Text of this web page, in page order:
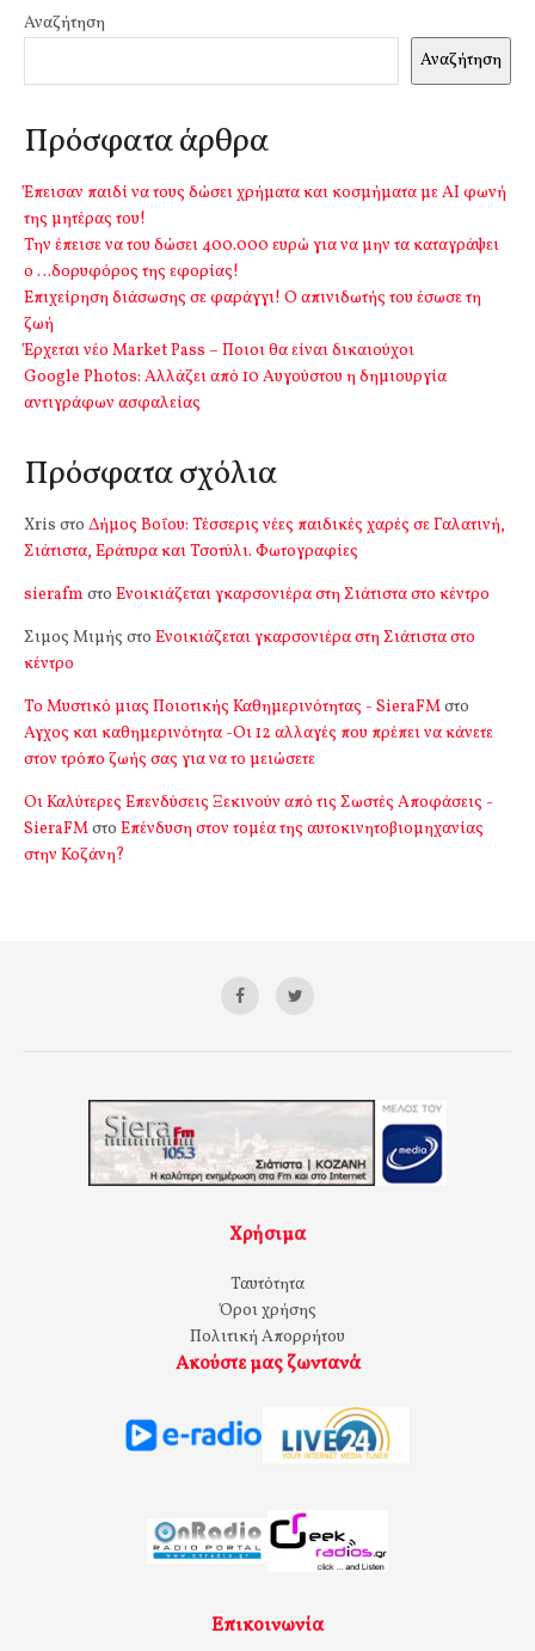
Αναζήτηση
Αναζήτηση
Πρόσφατα άρθρα
Έπεισαν παιδί να τους δώσει χρήματα και κοσμήματα με ΑΙ φωνή
της μητέρας του!
Την έπεισε να του δώσει 400.000 ευρώ για να μην τα καταγράψει
ο …δορυφόρος της εφορίας!
Επιχείρηση διάσωσης σε φαράγγι! Ο απινιδωτής του έσωσε τη
ζωή
Έρχεται νέο Market Pass – Ποιοι θα είναι δικαιούχοι
Google Photos: Αλλάζει από 10 Αυγούστου η δημιουργία
αντιγράφων ασφαλείας
Πρόσφατα σχόλια
Xris στο Δήμος Βοΐου: Τέσσερις νέες παιδικές χαρές σε Γαλατινή,
Σιάτιστα, Εράτυρα και Τσοτύλι. Φωτογραφίες
sierafm στο Ενοικιάζεται γκαρσονιέρα στη Σιάτιστα στο κέντρο
Σιμος Μιμής στο Ενοικιάζεται γκαρσονιέρα στη Σιάτιστα στο
κέντρο
Το Μυστικό μιας Ποιοτικής Καθημερινότητας - SieraFMστο
Αγχος και καθημερινότητα -Οι 12 αλλαγές που πρέπει να κάνετε
στον τρόπο ζωής σας για να το μειώσετε
Οι Καλύτερες Επενδύσεις Ξεκινούν από τις Σωστές Αποφάσεις -
SieraFMστο Επένδυση στον τομέα της αυτοκινητοβιομηχανίας
στην Κοζάνη?
Χρήσιμα
Ταυτότητα
Όροι χρήσης
Πολιτική Απορρήτου
Ακούστε μας ζωντανά
Επικοινωνία